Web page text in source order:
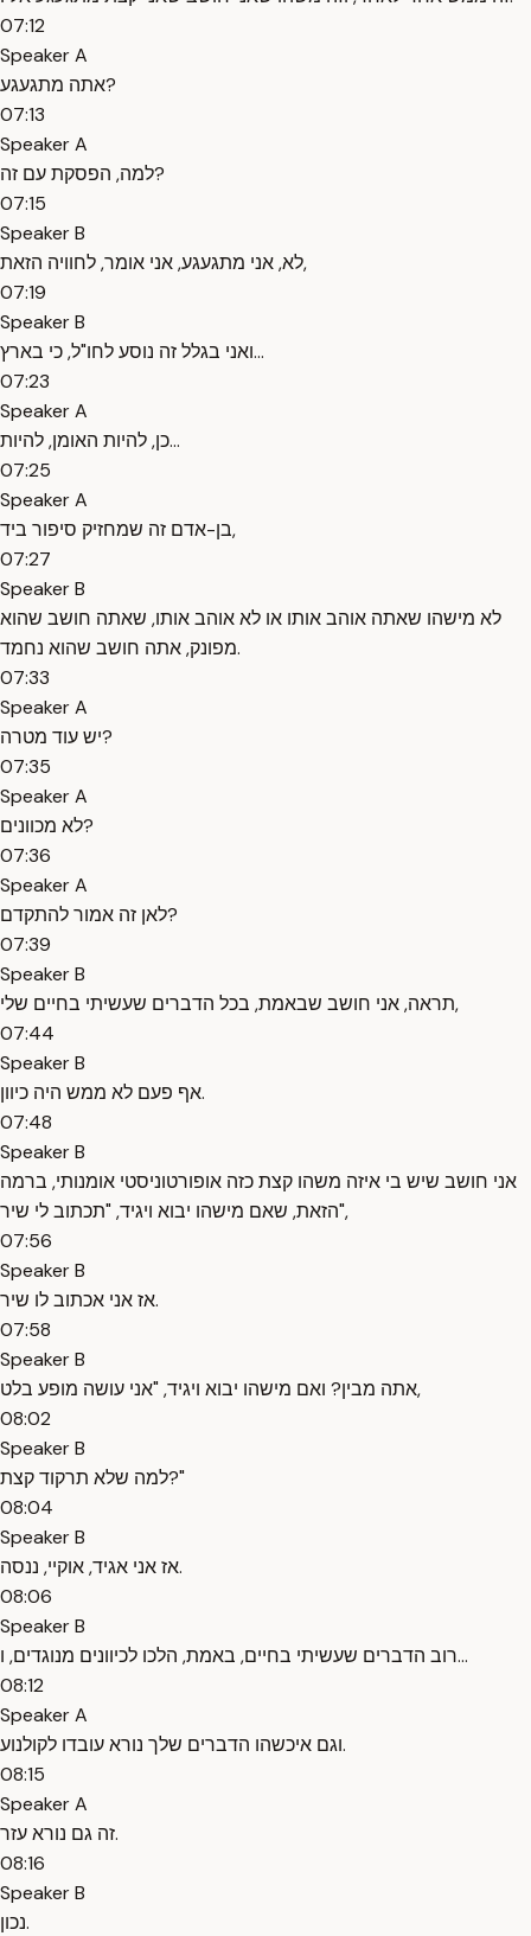
07:12
Speaker A
אתה מתגעגע?
07:13
Speaker A
למה, הפסקת עם זה?
07:15
Speaker B
לא, אני מתגעגע, אני אומר, לחוויה הזאת,
07:19
Speaker B
ואני בגלל זה נוסע לחו"ל, כי בארץ...
07:23
Speaker A
כן, להיות האומן, להיות...
07:25
Speaker A
בן-אדם זה שמחזיק סיפור ביד,
07:27
Speaker B
לא מישהו שאתה אוהב אותו או לא אוהב אותו, שאתה חושב שהוא
מפונק, אתה חושב שהוא נחמד.
07:33
Speaker A
יש עוד מטרה?
07:35
Speaker A
לא מכוונים?
07:36
Speaker A
לאן זה אמור להתקדם?
07:39
Speaker B
תראה, אני חושב שבאמת, בכל הדברים שעשיתי בחיים שלי,
07:44
Speaker B
אף פעם לא ממש היה כיוון.
07:48
Speaker B
אני חושב שיש בי איזה משהו קצת כזה אופורטוניסטי אומנותי, ברמה
הזאת, שאם מישהו יבוא ויגיד, "תכתוב לי שיר",
07:56
Speaker B
אז אני אכתוב לו שיר.
07:58
Speaker B
אתה מבין? ואם מישהו יבוא ויגיד, "אני עושה מופע בלט,
08:02
Speaker B
למה שלא תרקוד קצת?"
08:04
Speaker B
אז אני אגיד, אוקיי, ננסה.
08:06
Speaker B
רוב הדברים שעשיתי בחיים, באמת, הלכו לכיוונים מנוגדים, ו...
08:12
Speaker A
וגם איכשהו הדברים שלך נורא עובדו לקולנוע.
08:15
Speaker A
זה גם נורא עזר.
08:16
Speaker B
נכון.